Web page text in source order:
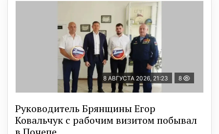
8 АВГУСТА 2026, 21:23 8
Руководитель Брянщины Егор
Ковальчук с рабочим визитом побывал